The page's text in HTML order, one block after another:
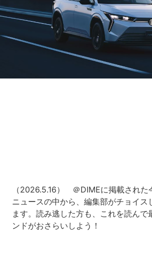
（2026.5.16） ＠DIMEに掲載された
ニュースの中から、編集部がチョイス
ます。読み逃した方も、これを読んで
ンドがおさらいしよう！